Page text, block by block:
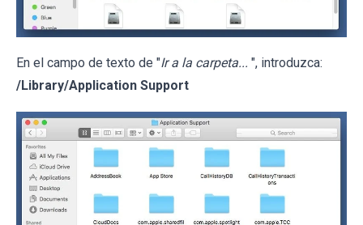
En el campo de texto de "Ir a la carpeta... ", introduzca:
/Library/Application Support